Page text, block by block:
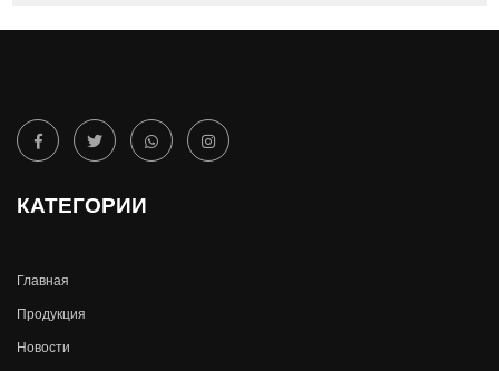
КАТЕГОРИИ
Главная
Продукция
Новости